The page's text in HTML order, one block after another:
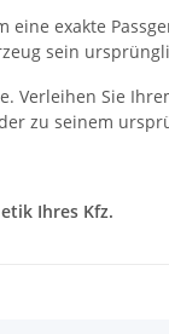
exakte
sein
Verleihen Sie
zu seinem
Ihres Kfz.